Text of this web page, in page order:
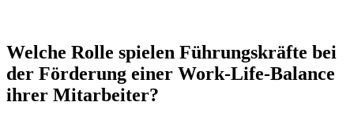
Welche Rolle spielen Führungskräfte bei
der Förderung einer Work-Life-Balance
ihrer Mitarbeiter?